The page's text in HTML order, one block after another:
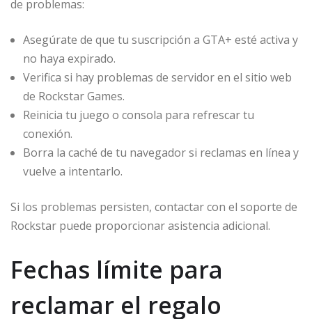
de problemas:
Asegúrate de que tu suscripción a GTA+ esté activa y
no haya expirado.
Verifica si hay problemas de servidor en el sitio web
de Rockstar Games.
Reinicia tu juego o consola para refrescar tu
conexión.
Borra la caché de tu navegador si reclamas en línea y
vuelve a intentarlo.
Si los problemas persisten, contactar con el soporte de
Rockstar puede proporcionar asistencia adicional.
Fechas límite para
reclamar el regalo